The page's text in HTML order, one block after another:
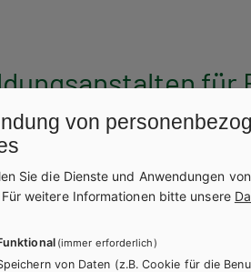
für
von
Sie die Dienste und Anwendungen
Für weitere Informationen bitte unsere
(immer erforderlich)
von Daten (z.B. Cookie für die